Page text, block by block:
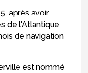
après avoir
de l'Atlantique
de navigation
est nommé